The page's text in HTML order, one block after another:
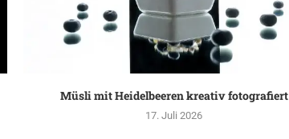
Müsli mit Heidelbeeren kreativ fotografiert
17. Juli 2026